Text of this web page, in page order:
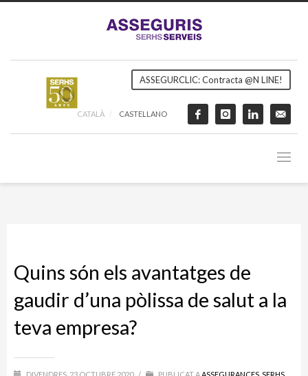
ASSEGURCLIC: Contracta @N LINE!
CATALÀ CASTELLANO
Quins són els avantatges de
gaudir d’una pòlissa de salut a la
teva empresa?